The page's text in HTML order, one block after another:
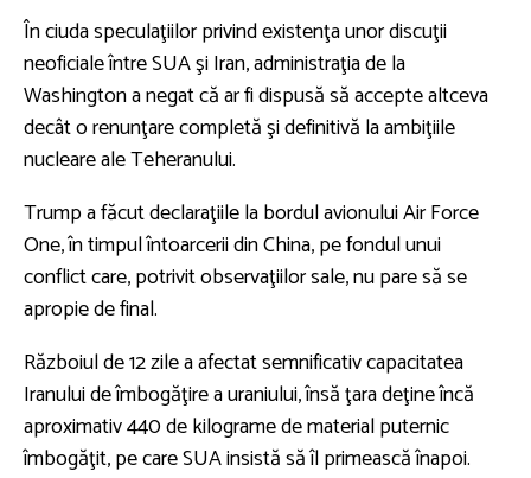
În ciuda speculaţiilor privind existenţa unor discuţii
neoficiale între SUA şi Iran, administraţia de la
Washington a negat că ar fi dispusă să accepte altceva
decât o renunţare completă şi definitivă la ambiţiile
nucleare ale Teheranului.
Trump a făcut declaraţiile la bordul avionului Air Force
One, în timpul întoarcerii din China, pe fondul unui
conflict care, potrivit observaţiilor sale, nu pare să se
apropie de final.
Războiul de 12 zile a afectat semnificativ capacitatea
Iranului de îmbogăţire a uraniului, însă ţara deţine încă
aproximativ 440 de kilograme de material puternic
îmbogăţit, pe care SUA insistă să îl primească înapoi.